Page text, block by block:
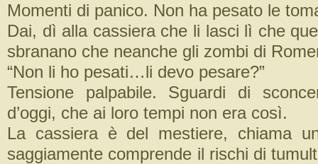
Momenti di panico. Non ha pesato le
Dai, dì alla cassiera che li lasci lì che
sbranano che neanche gli zombi di
“Non li ho pesati…li devo pesare?”
Tensione palpabile. Sguardi di
d’oggi, che ai loro tempi non era così.
La cassiera è del mestiere, chiama
saggiamente comprende il rischi di